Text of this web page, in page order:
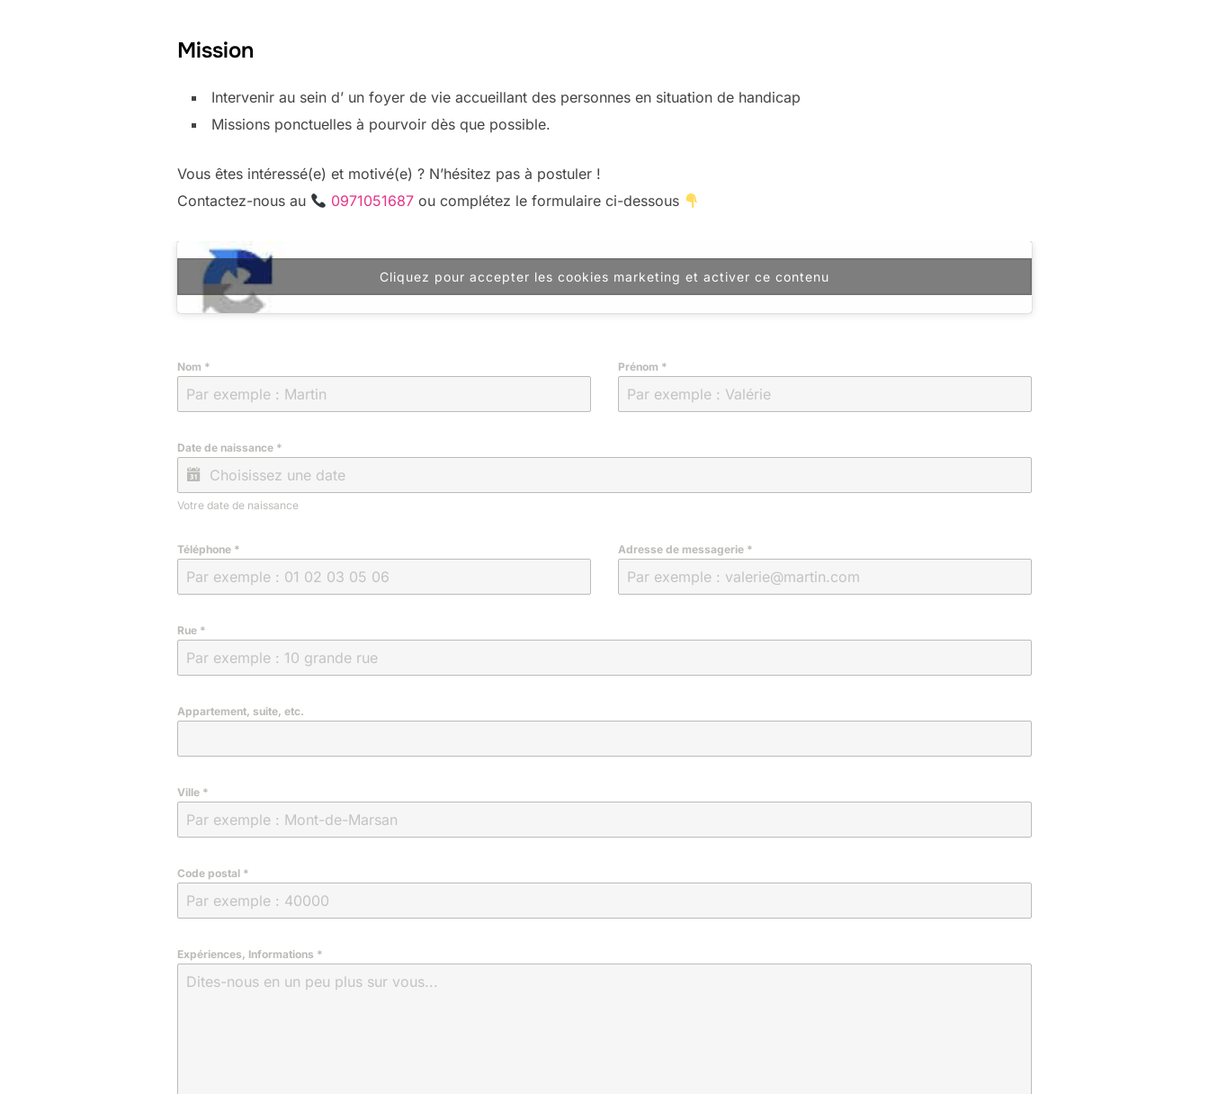
Mission
Intervenir au sein d’ un foyer de vie accueillant des personnes en situation de handicap
Missions ponctuelles à pourvoir dès que possible.
Vous êtes intéressé(e) et motivé(e) ? N’hésitez pas à postuler !
Contactez-nous au
0971051687 ou complétez le formulaire ci-dessous
Cliquez pour accepter les cookies marketing et activer ce contenu
Nom * Prénom *
Date de naissance *
Votre date de naissance
Téléphone * Adresse de messagerie *
Rue *
Appartement, suite, etc.
Ville *
Code postal *
Expériences, Informations *